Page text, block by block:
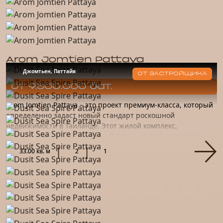
Arom Jomtien Pattaya
от 9.500.000 бат.
Arom Jomtien Pattaya – это проект премиум-класса, который
определенно задаст новый стандарт роскошной
недвижимости в Таиланде. Этот жилой комплекс,
спроектированный компанией Colours Development Co.,
Ltd., является прод...
33.00 кв. м 2 1
Джомтьен, Паттайя ОТ ЗАСТРОЙЩИКА